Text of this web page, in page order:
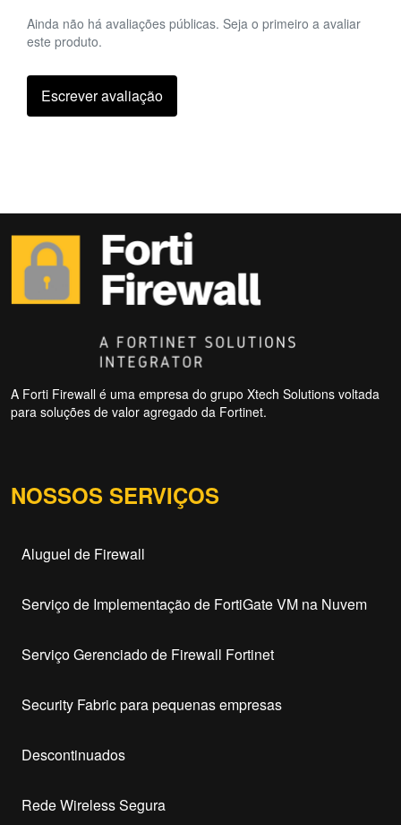
Ainda não há avaliações públicas. Seja o primeiro a avaliar
este produto.
Escrever avaliação
A Forti Firewall é uma empresa do grupo Xtech Solutions voltada
para soluções de valor agregado da Fortinet.
NOSSOS SERVIÇOS
Aluguel de Firewall
Serviço de Implementação de FortiGate VM na Nuvem
Serviço Gerenciado de Firewall Fortinet
Security Fabric para pequenas empresas
Descontinuados
Rede Wireless Segura